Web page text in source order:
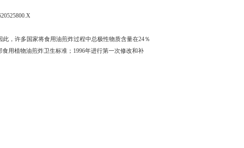
，许多国家将食用油煎炸过程中总极性物质含量在24％
用植物油煎炸卫生标准；1996年进行第一次修改和补